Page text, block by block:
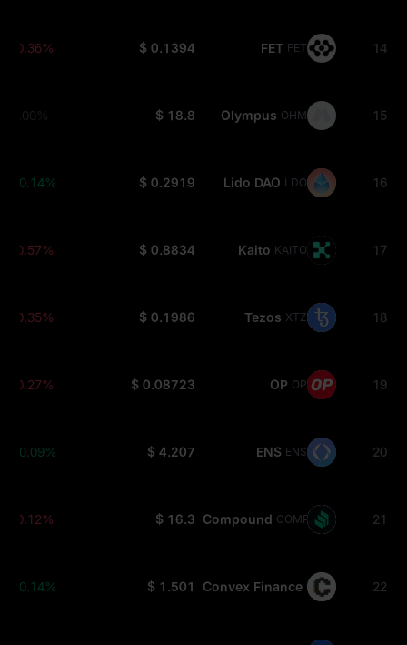
14
FET FET
$ 0.1394
-0.36%
15
Olympus OHM
$ 18.8
0.00%
16
Lido DAO LDO
$ 0.2919
+0.14%
17
Kaito KAITO
$ 0.8834
-0.57%
18
Tezos XTZ
$ 0.1986
-0.35%
19
OP OP
$ 0.08723
-0.27%
20
ENS ENS
$ 4.207
+0.09%
21
Compound COMP
$ 16.3
-0.12%
22
Convex Finance CVX
$ 1.501
+0.14%